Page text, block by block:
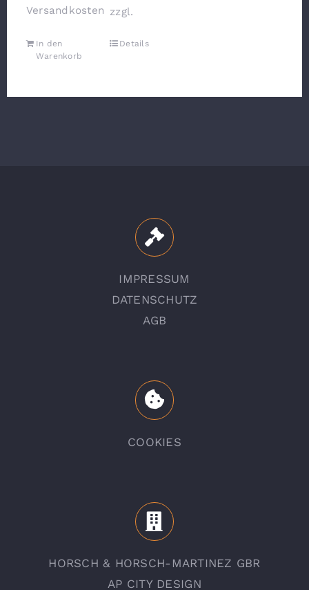
zzgl.
Versandkosten
In den
Warenkorb
Details
IMPRESSUM
DATENSCHUTZ
AGB
COOKIES
HORSCH & HORSCH-MARTINEZ GBR
AP CITY DESIGN